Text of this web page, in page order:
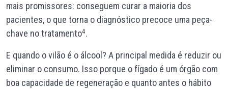
mais promissores: conseguem curar a maioria dos
pacientes, o que torna o diagnóstico precoce uma peça-
chave no tratamento4.
E quando o vilão é o álcool? A principal medida é reduzir ou
eliminar o consumo. Isso porque o fígado é um órgão com
boa capacidade de regeneração e quanto antes o hábito